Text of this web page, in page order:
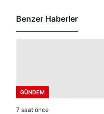
Benzer Haberler
GÜNDEM
7 saat önce